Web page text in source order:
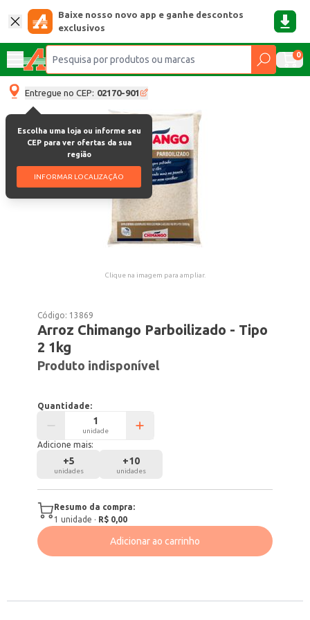
Baixe nosso novo app e ganhe descontos
exclusivos
0
Entregue no CEP: 02170-901
Escolha uma loja ou informe seu
CEP para ver ofertas da sua
região
INFORMAR LOCALIZAÇÃO
Clique na imagem para ampliar.
Código: 13869
Arroz Chimango Parboilizado - Tipo
2 1kg
Produto indisponível
Quantidade:
unidade
Adicione mais:
+5
unidades
+10
unidades
Resumo da compra:
1 unidade · R$ 0,00
Adicionar ao carrinho